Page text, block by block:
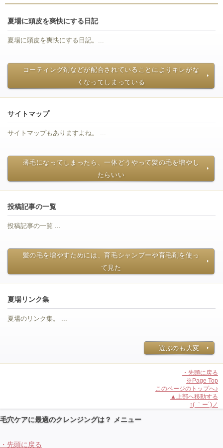
夏場に頭皮を爽快にする日記
夏場に頭皮を爽快にする日記。...
コーティング剤などが配合されていることによりキレがな
くなってしまっている
サイトマップ
サイトマップもありますよね。 ...
薄毛になってしまったら、一体どうやって髪の毛を増やし
たらいい
投稿記事の一覧
投稿記事の一覧 ...
髪の毛を増やすためには、育毛シャンプーや育毛剤を使っ
て見た
夏場リンク集
夏場のリンク集。 ...
選ぶのも大変
・先頭に戻る
※Page Top
このページのトップへ♪
▲上部へ移動する
↑( ｀ー´)ノ
毛穴ケアに最適のクレンジングは？ メニュー
・先頭に戻る